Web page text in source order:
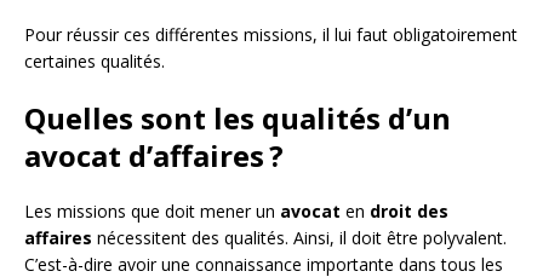
Pour réussir ces différentes missions, il lui faut obligatoirement
certaines qualités.
Quelles sont les qualités d’un
avocat d’affaires ?
Les missions que doit mener un avocat en droit des
affaires nécessitent des qualités. Ainsi, il doit être polyvalent.
C’est-à-dire avoir une connaissance importante dans tous les